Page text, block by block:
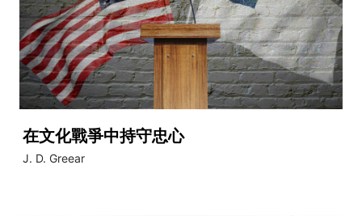
在文化戰爭中持守忠心
J. D. Greear